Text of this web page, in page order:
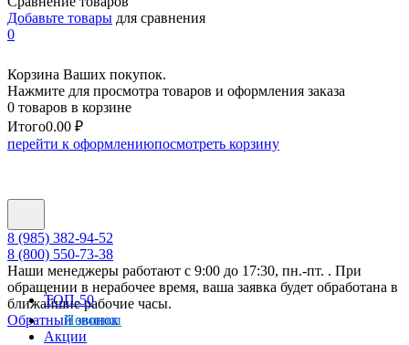
Добавьте товары для сравнения
0
Корзина Ваших покупок.
Нажмите для просмотра товаров и оформления заказа
0 товаров в корзине
Итого0.00 ₽
перейти к оформлениюпосмотреть корзину
8 (985) 382-94-52
8 (800) 550-73-38
Наши менеджеры работают с 9:00 до 17:30, пн.-пт. . При
обращении в нерабочее время, ваша заявка будет обработана в
ближайшие рабочие часы.
Обратный звонок
ТОП-50
Новинки
Акции